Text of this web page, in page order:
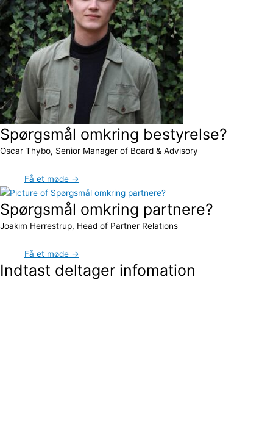
Spørgsmål omkring bestyrelse?
Oscar Thybo, Senior Manager of Board & Advisory
Få et møde →
Spørgsmål omkring partnere?
Joakim Herrestrup, Head of Partner Relations
Få et møde →
Indtast deltager infomation